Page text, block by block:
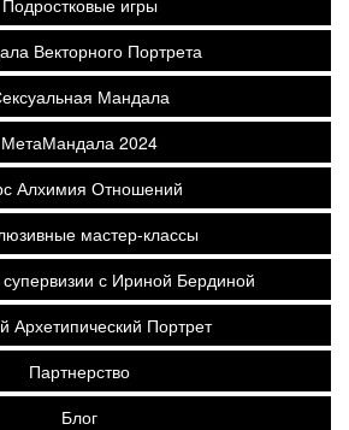
Подростковые игры
Векторного Портрета
Мандала
МетаМандала 2024
Алхимия Отношений
мастер-классы
с Ириной Бердиной
Архетипический Портрет
Партнерство
Блог